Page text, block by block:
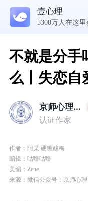
壹心理
5300万人在这
不就是分手
么丨失恋自
京师心理...
认证作家
作者： 阿某 硬糖酸梅
编辑： 咕噜咕噜
美编 ： Zene
来源：微信公众号：京师心理